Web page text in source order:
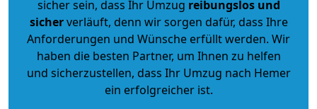
sicher sein, dass Ihr Umzug reibungslos und
sicherverläuft, denn wir sorgen dafür, dass Ihre
Anforderungen und Wünsche erfüllt werden. Wir
haben die besten Partner, um Ihnen zu helfen
und sicherzustellen, dass Ihr Umzug nach Hemer
ein erfolgreicher ist.